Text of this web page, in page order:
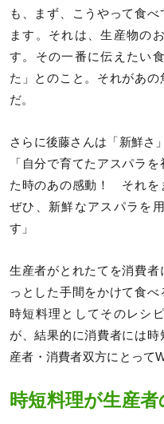
も、まず、こうやって食
ます。それは、生産物の
す。その一番に伝えたい
た」とのこと。それがあ
だ。
さらに後藤さんは「新鮮さ
「自分で育てたアスパラ
た時のあの感動！ それを
ぜひ、新鮮なアスパラを
す」
生産者がとれたてを消費者
っとした手間をかけて食
時短料理としてそのレシ
が、結果的に消費者には
産者・消費者双方にとって
時短料理が生産